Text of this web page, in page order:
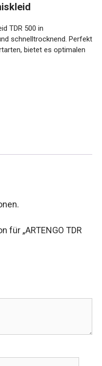
TDR 500 in
schnelltrocknend. Perfekt
bietet es optimalen
für „ARTENGO TDR